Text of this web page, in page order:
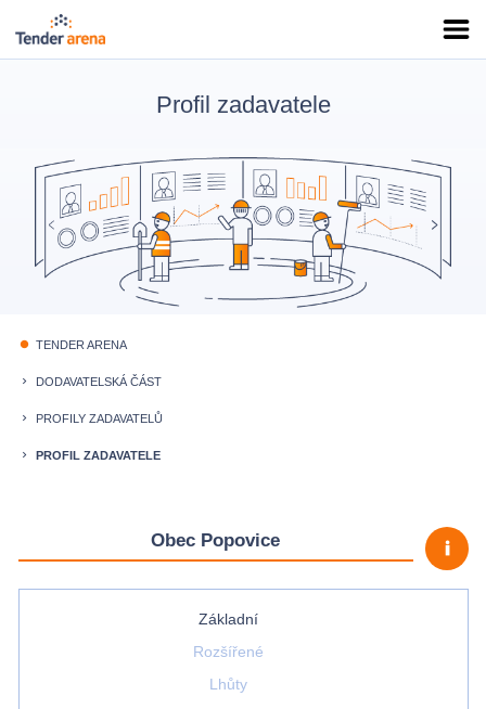
Profil zadavatele
fiber_manual_record TENDER ARENA
keyboard_arrow_right DODAVATELSKÁ ČÁST
keyboard_arrow_right PROFILY ZADAVATELŮ
keyboard_arrow_right PROFIL ZADAVATELE
Obec Popovice priority_high
Základní
Rozšířené
Lhůty